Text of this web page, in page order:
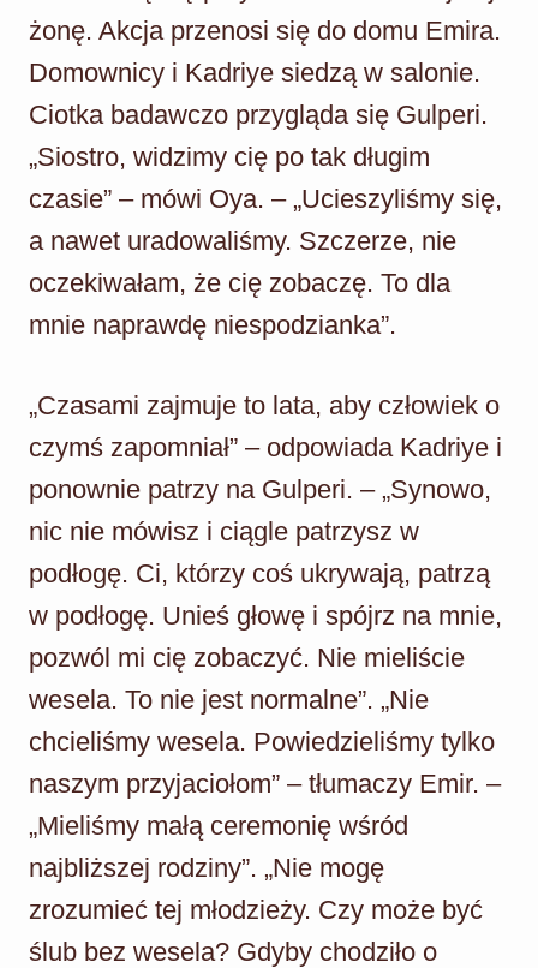
żonę. Akcja przenosi się do domu Emira.
Domownicy i Kadriye siedzą w salonie.
Ciotka badawczo przygląda się Gulperi.
„Siostro, widzimy cię po tak długim
czasie” – mówi Oya. – „Ucieszyliśmy się,
a nawet uradowaliśmy. Szczerze, nie
oczekiwałam, że cię zobaczę. To dla
mnie naprawdę niespodzianka”.
„Czasami zajmuje to lata, aby człowiek o
czymś zapomniał” – odpowiada Kadriye i
ponownie patrzy na Gulperi. – „Synowo,
nic nie mówisz i ciągle patrzysz w
podłogę. Ci, którzy coś ukrywają, patrzą
w podłogę. Unieś głowę i spójrz na mnie,
pozwól mi cię zobaczyć. Nie mieliście
wesela. To nie jest normalne”. „Nie
chcieliśmy wesela. Powiedzieliśmy tylko
naszym przyjaciołom” – tłumaczy Emir. –
„Mieliśmy małą ceremonię wśród
najbliższej rodziny”. „Nie mogę
zrozumieć tej młodzieży. Czy może być
ślub bez wesela? Gdyby chodziło o